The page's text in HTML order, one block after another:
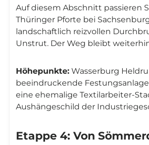
Auf diesem Abschnitt passieren
Thüringer Pforte bei
landschaftlich reizvollen
Unstrut. Der Weg bleibt
Höhepunkte: Wasserburg
beeindruckende
eine ehemalige Textilarbeiter-
Aushängeschild der
Etappe 4: Von